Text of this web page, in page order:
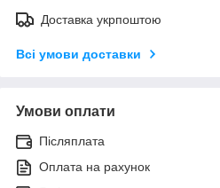
Доставка укрпоштою
Всі умови доставки
Умови оплати
Післяплата
Оплата на рахунок